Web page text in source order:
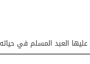
العبد المسلم في